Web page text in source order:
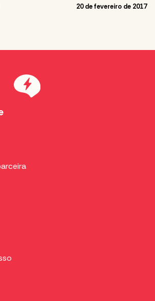
20 de fevereiro de 2017